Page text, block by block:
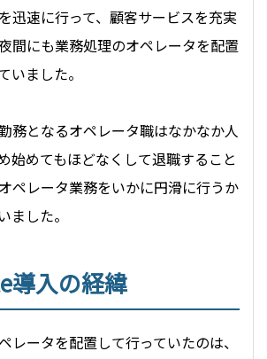
迅速に行って、顧客サービスを充実
間にも業務処理のオペレータを配置
いました。
務となるオペレータ職はなかなか人
始めてもほどなくして退職すること
ペレータ業務をいかに円滑に行うか
ました。
導入の経緯
レータを配置して行っていたのは、